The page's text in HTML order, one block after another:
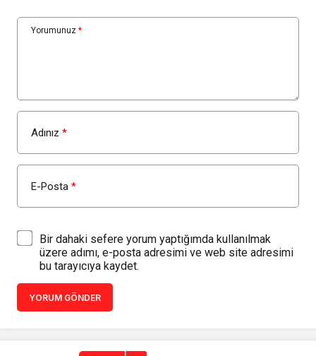
Yorumunuz *
Adınız *
E-Posta *
Bir dahaki sefere yorum yaptığımda kullanılmak
üzere adımı, e-posta adresimi ve web site adresimi
bu tarayıcıya kaydet.
YORUM GÖNDER